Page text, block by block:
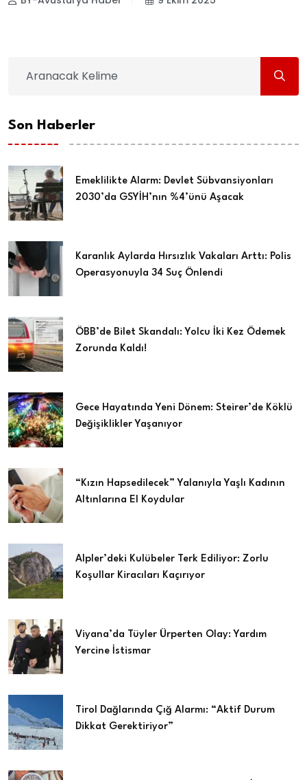
Son Haberler
Emeklilikte Alarm: Devlet Sübvansiyonları
2030’da GSYİH’nın %4’ünü Aşacak
Karanlık Aylarda Hırsızlık Vakaları Arttı: Polis
Operasyonuyla 34 Suç Önlendi
ÖBB’de Bilet Skandalı: Yolcu İki Kez Ödemek
Zorunda Kaldı!
Gece Hayatında Yeni Dönem: Steirer’de Köklü
Değişiklikler Yaşanıyor
“Kızın Hapsedilecek” Yalanıyla Yaşlı Kadının
Altınlarına El Koydular
Alpler’deki Kulübeler Terk Ediliyor: Zorlu
Koşullar Kiracıları Kaçırıyor
Viyana’da Tüyler Ürperten Olay: Yardım
Yercine İstismar
Tirol Dağlarında Çığ Alarmı: “Aktif Durum
Dikkat Gerektiriyor”